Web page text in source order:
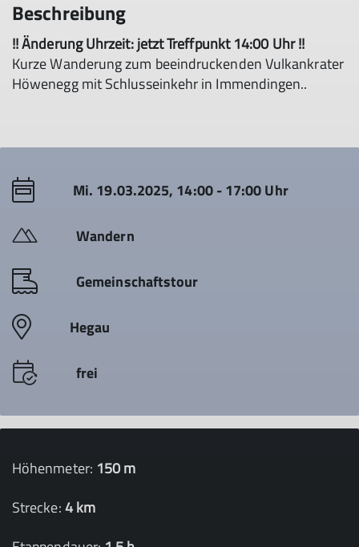
Beschreibung
!! Änderung Uhrzeit: jetzt Treffpunkt 14:00 Uhr !!
Kurze Wanderung zum beeindruckenden Vulkankrater
Höwenegg mit Schlusseinkehr in Immendingen..
Mi. 19.03.2025, 14:00 - 17:00 Uhr
Wandern
Gemeinschaftstour
Hegau
frei
Höhenmeter: 150 m
Strecke:4 km